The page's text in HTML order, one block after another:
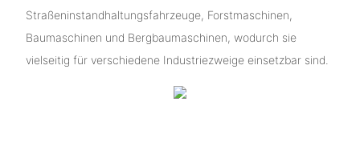
Straßeninstandhaltungsfahrzeuge, Forstmaschinen,
Baumaschinen und Bergbaumaschinen, wodurch sie
vielseitig für verschiedene Industriezweige einsetzbar sind.